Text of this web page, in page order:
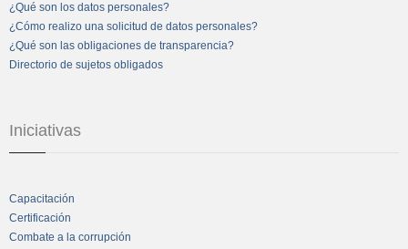
¿Qué son los datos personales?
¿Cómo realizo una solicitud de datos personales?
¿Qué son las obligaciones de transparencia?
Directorio de sujetos obligados
Iniciativas
Capacitación
Certificación
Combate a la corrupción